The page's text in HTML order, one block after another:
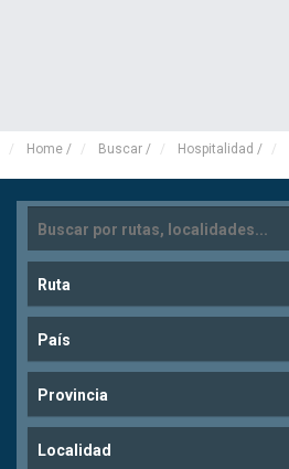
Home / Buscar / Hospitalidad /
Ruta
País
Provincia
Localidad